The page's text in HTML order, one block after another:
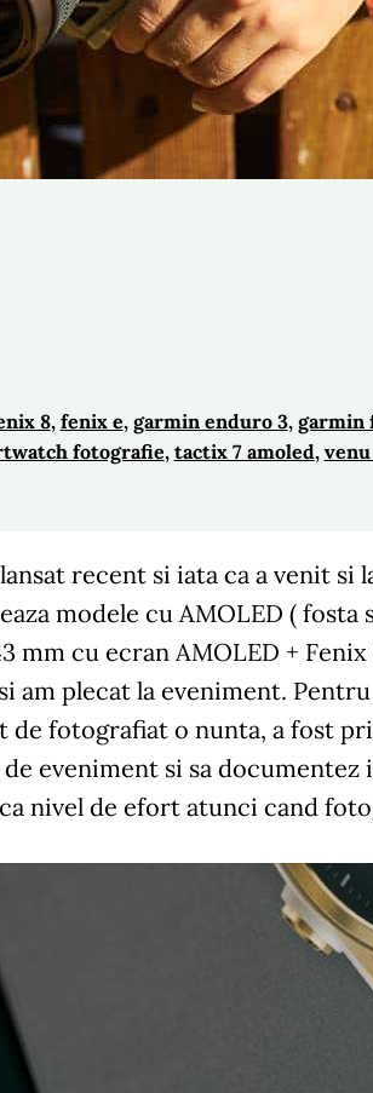
8, fenix e, garmin enduro 3, garmin
fotografie, tactix 7 amoled, venu
recent si iata ca a venit si
modele cu AMOLED (
mm cu ecran AMOLED +
am plecat la eveniment.
de fotografiat o nunta, a fost
eveniment si sa
nivel de efort atunci cand